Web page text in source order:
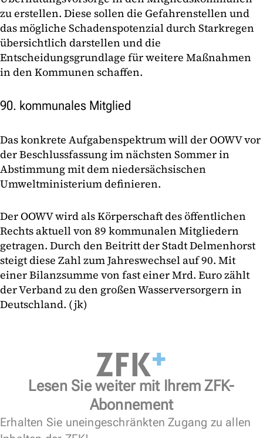
zu erstellen. Diese sollen die Gefahrenstellen und
das mögliche Schadenspotenzial durch Starkregen
übersichtlich darstellen und die
Entscheidungsgrundlage für weitere Maßnahmen
in den Kommunen schaffen.
90. kommunales Mitglied
Das konkrete Aufgabenspektrum will der OOWV vor
der Beschlussfassung im nächsten Sommer in
Abstimmung mit dem niedersächsischen
Umweltministerium definieren.
Der OOWV wird als Körperschaft des öffentlichen
Rechts aktuell von 89 kommunalen Mitgliedern
getragen. Durch den Beitritt der Stadt Delmenhorst
steigt diese Zahl zum Jahreswechsel auf 90. Mit
einer Bilanzsumme von fast einer Mrd. Euro zählt
der Verband zu den großen Wasserversorgern in
Deutschland. (jk)
Lesen Sie weiter mit Ihrem ZFK-
Abonnement
Erhalten Sie uneingeschränkten Zugang zu allen